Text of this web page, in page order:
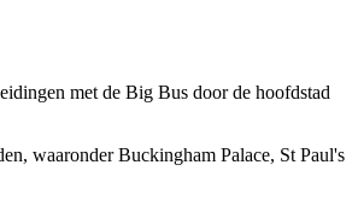
met de Big Bus door de hoofdstad
waaronder Buckingham Palace, St Paul's